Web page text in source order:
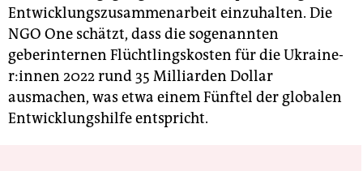
Entwicklungszusammenarbeit einzuhalten. Die
NGO One schätzt, dass die sogenannten
geberinternen Flüchtlingskosten für die Ukrai­ne­
r:in­nen 2022 rund 35 Milliarden Dollar
ausmachen, was etwa einem Fünftel der globalen
Entwicklungshilfe entspricht.